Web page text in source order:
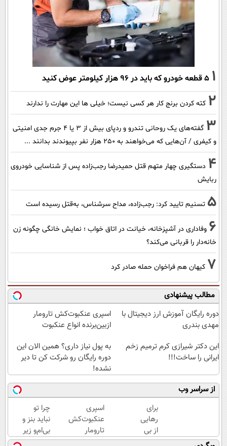
1 ۵ قطعه خودرو که باید در ۹۶ هزار کیلومتر عوض کنید
2 کته کردن برنج کار هر کسی نیست؛ خیلی ها این مهارت را ندارند
3
گفته‌های یک روحانی تندرو و ردپای بیش از ۳ یا ۴ جرم جدی امنیتی
و کیفری / آن‌هایی که می‌خواهند به ۲۵۰ هزار نفر بپیوندند بدانند ...
4 دستگیری چهار متهم قتل حمیدرضا رجب‌زاده پس از شناسایی خودروی
ربایش
5 تسنیم تایید کرد: رجب‌زاده، مداح سرشناس، به‌قتل رسیده است
6 وفاداری در آشپزخانه، خیانت در اتاق خواب ؛ نمایش خانگی چگونه زن
خانه‌دار را قربانی می‌کند؟
7 کیهان هم فراخوان حمله صادر کرد
مطالب پیشنهادی
دوره رایگان آموزش ارز دیجیتال با
مهدی بندری
اسپری عنکبوت‌‌کش تارومار
ازبین‌برنده انواع عنکبوت
این دکتر شیرازی کرم ترمیم زخم
ایرانی را ساخت!!!
به پول نیاز داری؟ همین الان این
دوره رایگان رو شرکت کن تا دیر
نشده!
از سراسر وب
برای
رهایی
از بی
پولی
اسپری
عنکبوت‌‌کش
تارومار
ازبین‌برنده
چرا تو
نباید بنز و
بی‌ام‌و زیر
پات